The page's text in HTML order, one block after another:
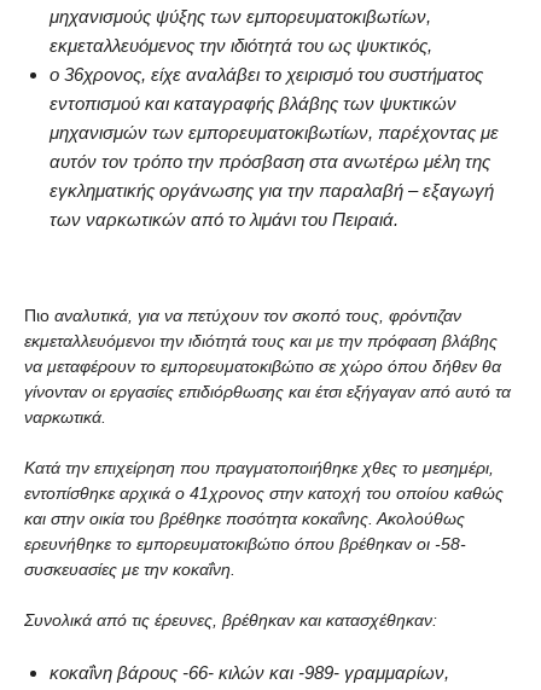
μηχανισμούς ψύξης των εμπορευματοκιβωτίων,
εκμεταλλευόμενος την ιδιότητά του ως ψυκτικός,
ο 36χρονος, είχε αναλάβει το χειρισμό του συστήματος
εντοπισμού και καταγραφής βλάβης των ψυκτικών
μηχανισμών των εμπορευματοκιβωτίων, παρέχοντας με
αυτόν τον τρόπο την πρόσβαση στα ανωτέρω μέλη της
εγκληματικής οργάνωσης για την παραλαβή – εξαγωγή
των ναρκωτικών από το λιμάνι του Πειραιά.
Πιο αναλυτικά, για να πετύχουν τον σκοπό τους, φρόντιζαν
εκμεταλλευόμενοι την ιδιότητά τους και με την πρόφαση βλάβης
να μεταφέρουν το εμπορευματοκιβώτιο σε χώρο όπου δήθεν θα
γίνονταν οι εργασίες επιδιόρθωσης και έτσι εξήγαγαν από αυτό τα
ναρκωτικά.
Κατά την επιχείρηση που πραγματοποιήθηκε χθες το μεσημέρι,
εντοπίσθηκε αρχικά ο 41χρονος στην κατοχή του οποίου καθώς
και στην οικία του βρέθηκε ποσότητα κοκαΐνης. Ακολούθως
ερευνήθηκε το εμπορευματοκιβώτιο όπου βρέθηκαν οι -58-
συσκευασίες με την κοκαΐνη.
Συνολικά από τις έρευνες, βρέθηκαν και κατασχέθηκαν:
κοκαΐνη βάρους -66- κιλών και -989- γραμμαρίων,